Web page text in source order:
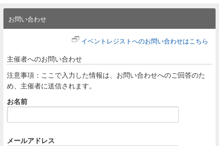
お問い合わせ
イベントレジストへのお問い合わせはこちら
主催者へのお問い合わせ
注意事項：ここで入力した情報は、お問い合わせへのご回答のた
め、主催者に送信されます。
お名前
メールアドレス